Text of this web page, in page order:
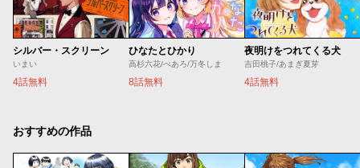
シルバー・スクリーン
いまい
4話無料
ひなたとひかり
高杉六花/べあろ/万冬しま
8話無料
夜明けをつれてくる犬
吉田桃子/あまぎ夏芽
4話無料
おすすめの作品